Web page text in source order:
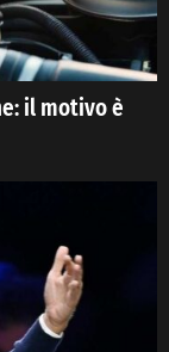
il motivo è